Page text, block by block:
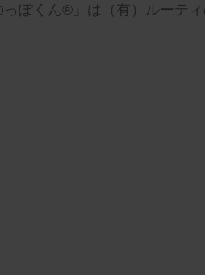
っぽくん®」は（有）ルーテ